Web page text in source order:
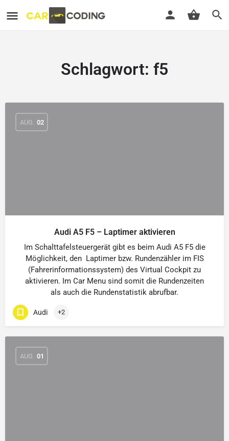
Schlagwort: f5
AUG. 02
Audi A5 F5 – Laptimer aktivieren
Im Schalttafelsteuergerät gibt es beim Audi A5 F5 die
Möglichkeit, den Laptimer bzw. Rundenzähler im FIS
(Fahrerinformationssystem) des Virtual Cockpit zu
aktivieren. Im Car Menu sind somit die Rundenzeiten
als auch die Rundenstatistik abrufbar.
Audi +2
AUG. 01